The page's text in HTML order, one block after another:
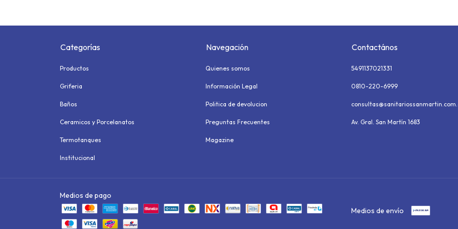
Categorías
Productos
Griferia
Baños
Ceramicos y Porcelanatos
Termotanques
Institucional
Navegación
Quienes somos
Información Legal
Politica de devolucion
Preguntas Frecuentes
Magazine
Contactános
5491137021331
0810-220-6999
Av. Gral. San Martín 1683
Medios de pago
Medios de envío